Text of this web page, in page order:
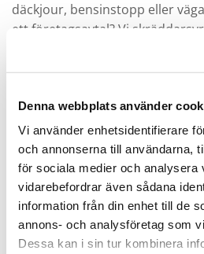
Denna webbplats använder
Vi använder enhetsidentifierare
och annonserna till användarna,
för sociala medier och analysera
vidarebefordrar även sådana
information från din enhet till de
annons- och analysföretag som
Dessa kan i sin tur kombinera
däckjour, bensinstopp eller
ett företagsavtal? Vi
fått motorstopp eller
behöver bärgning eller
Sverige&SOS International.
SS Bärgaren AB Varberg &
Kardanvägen 6
VARBERG
432 32Kontakta oss